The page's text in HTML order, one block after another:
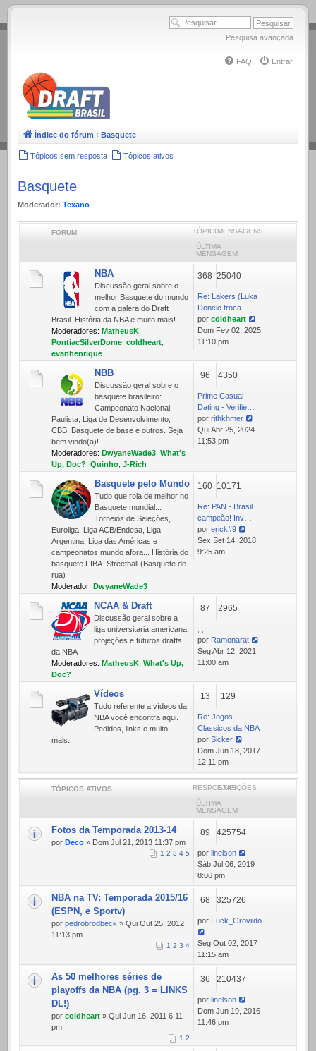
.
Pesquisa avançada
FAQ Entrar
Índice do fórum ‹ Basquete
Tópicos sem resposta Tópicos ativos
Basquete
Moderador: Texano
FÓRUM TÓPICOSMENSAGENS
ÚLTIMA
MENSAGEM
NBA
Discussão geral sobre o
melhor Basquete do mundo
com a galera do Draft
Brasil. História da NBA e muito mais!
Moderadores: MatheusK
PontiacSilverDome coldheart
evanhenrique
368 25040
Re: Lakers (Luka
Doncic troca…
por coldheart
Ver
última
Dom Fev 02, 2025
11:10 pm
NBB
Discussão geral sobre o
basquete brasileiro:
Campeonato Nacional,
Paulista, Liga de Desenvolvimento,
CBB, Basquete de base e outros. Seja
bem vindo(a)!
Moderadores: DwyaneWade3 What's
Up, Doc? Quinho J-Rich
96 4350
Prime Сasual
Dating - Verifie…
por rithkhmer
Ver
última
Qui Abr 25, 2024
11:53 pm
Basquete pelo Mundo
Tudo que rola de melhor no
Basquete mundial...
Torneios de Seleções,
Euroliga, Liga ACB/Endesa, Liga
Argentina, Liga das Américas e
campeonatos mundo afora... História do
basquete FIBA. Streetball (Basquete de
rua)
Moderador: DwyaneWade3
160 10171
Re: PAN - Brasil
campeão! Inv…
por erick#9
Ver
última
Sex Set 14, 2018
9:25 am
NCAA & Draft
Discussão geral sobre a
liga universitaria americana,
projeções e futuros drafts
da NBA
Moderadores: MatheusK What's Up,
Doc?
87 2965
por Ramonarat
Ver
última
Seg Abr 12, 2021
11:00 am
Vídeos
Tudo referente a ví­deos da
NBA você encontra aqui.
Pedidos, links e muito
mais...
13 129
Re: Jogos
Classicos da NBA
por Sicker
Ver
última
mensagem
Dom Jun 18, 2017
12:11 pm
TÓPICOS ATIVOS RESPOSTASEXIBIÇÕES
ÚLTIMA
MENSAGEM
Fotos da Temporada 2013-14
por Deco » Dom Jul 21, 2013 11:37 pm
1 2 3 4 5
89 425754
por linelson
Sáb Jul 06, 2019
8:06 pm
NBA na TV: Temporada 2015/16
(ESPN, e Sportv)
por pedrobrodbeck » Qui Out 25, 2012
11:13 pm
1 2 3 4
68 325726
por Fuck_Grovildo
Seg Out 02, 2017
11:15 am
As 50 melhores séries de
playoffs da NBA (pg. 3 = LINKS
DL!)
por coldheart » Qui Jun 16, 2011 6:11
pm
1 2
36 210437
por linelson
Dom Jun 19, 2016
11:46 pm